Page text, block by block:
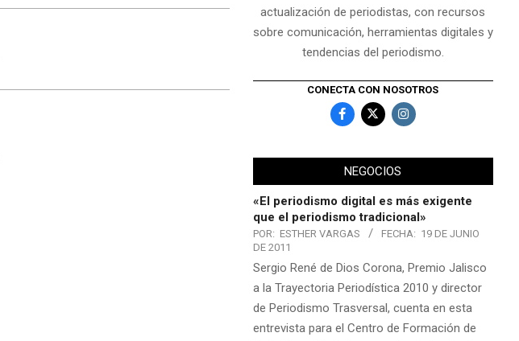
actualización de periodistas, con recursos
sobre comunicación, herramientas digitales y
tendencias del periodismo.
CONECTA CON NOSOTROS
NEGOCIOS
«El periodismo digital es más exigente
que el periodismo tradicional»
POR: ESTHER VARGAS FECHA: 19 DE JUNIO
DE 2011
Sergio René de Dios Corona, Premio Jalisco
a la Trayectoria Periodística 2010 y director
de Periodismo Trasversal, cuenta en esta
entrevista para el Centro de Formación de